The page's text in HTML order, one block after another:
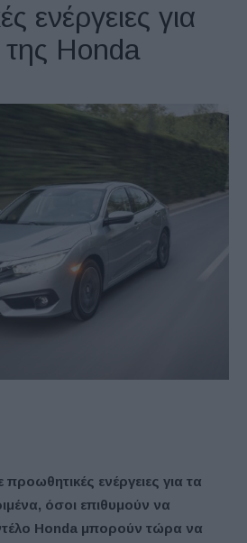
ενέργειες για
της Honda
ενέργειες για τα
όσοι επιθυμούν να
Honda μπορούν τώρα να